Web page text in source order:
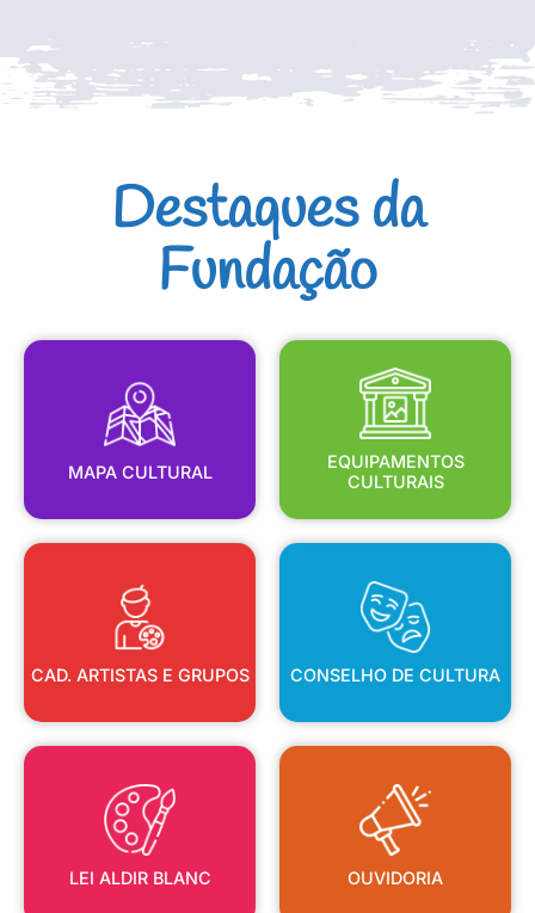
Destaques da
Fundação
MAPA CULTURAL
MAPA CULTURAL
EQUIPAMENTOS
CULTURAIS
EQUIPAMENTOS
CULTURAIS
CAD. ARTISTAS E GRUPOS
CAD. ARTISTAS E GRUPOS
CONSELHO DE CULTURA
CONSELHO DE CULTURA
LEI ALDIR BLANC
LEI ALDIR BLANC
OUVIDORIA
OUVIDORIA